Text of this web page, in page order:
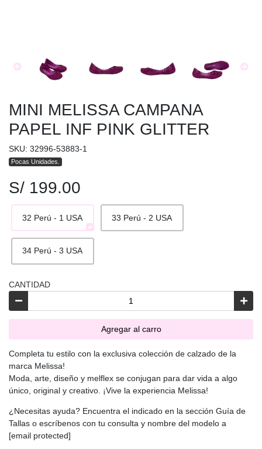
MINI MELISSA CAMPANA
PAPEL INF PINK GLITTER
SKU: 32996-53883-1
Pocas Unidades.
S/ 199.00
32 Perú - 1 USA 33 Perú - 2 USA
34 Perú - 3 USA
CANTIDAD
Agregar al carro
Completa tu estilo con la exclusiva colección de calzado de la
marca Melissa!
Moda, arte, diseño y melflex se conjugan para dar vida a algo
único, original y creativo. ¡Vive la experiencia Melissa!
¿Necesitas ayuda? Encuentra el indicado en la sección Guía de
Tallas o escríbenos con tu consulta y nombre del modelo a
[email protected]